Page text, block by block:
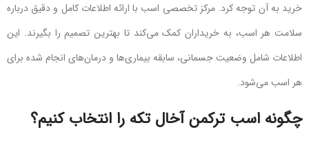
خرید به آن توجه کرد. مرکز تخصصی اسب با ارائه اطلاعات کامل و دقیق درباره
سلامت هر اسب، به خریداران کمک می‌کند تا بهترین تصمیم را بگیرند. این
اطلاعات شامل وضعیت جسمانی، سابقه بیماری‌ها و درمان‌های انجام شده برای
هر اسب می‌شود.
چگونه اسب ترکمن آخال تکه را انتخاب کنیم؟